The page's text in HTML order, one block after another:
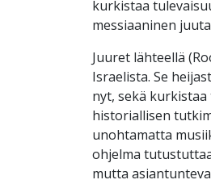
kurkistaa
messiaaninen
Juuret lähteellä
Israelista. Se
nyt, sekä
historiallisen
unohtamatta
ohjelma
mutta